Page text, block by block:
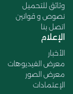
وثائق للتحميل
نصوص و قوانين
اتصل بنا
الإعلام
الأخبار
معرض الفيديوهات
معرض الصور
الإعتمادات